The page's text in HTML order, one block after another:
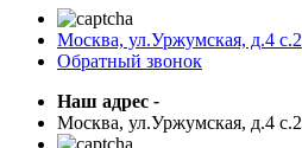
Москва, ул.Уржумская, д.4 с.2
Обратный звонок
Наш адрес -
Москва, ул.Уржумская, д.4 с.2